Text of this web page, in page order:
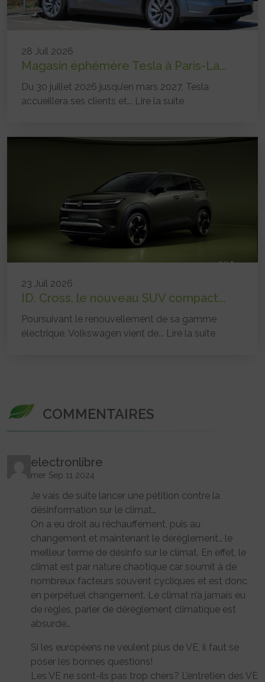
28 Juil 2026
Magasin éphémère Tesla à Paris-La...
Du 30 juillet 2026 jusqu’en mars 2027, Tesla
accueillera ses clients et... Lire la suite
23 Juil 2026
ID. Cross, le nouveau SUV compact...
Poursuivant le renouvellement de sa gamme
électrique, Volkswagen vient de... Lire la suite
COMMENTAIRES
electronlibre
mer Sep 11 2024
Je vais de suite lancer une pétition contre la
désinformation sur le climat…
On a eu droit au réchauffement, puis au
changement et maintenant le dérèglement… le
meilleur terme de désinfo sur le climat. En effet, le
climat est par nature chaotique car soumit à de
nombreux facteurs souvent cycliques et est donc
en perpétuel changement. Le climat n’a jamais eu
de règles, parler de dérèglement climatique est
absurde…
Si les européens ne veulent plus de VE, il faut se
poser les bonnes questions!
Les VE ne sont-ils pas trop chers? L’entretien des VE